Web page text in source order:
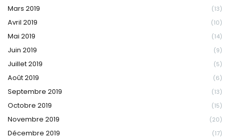
Mars 2019 (13)
Avril 2019 (10)
Mai 2019 (14)
Juin 2019 (9)
Juillet 2019 (5)
Août 2019 (6)
Septembre 2019 (13)
Octobre 2019 (15)
Novembre 2019 (20)
Décembre 2019 (17)